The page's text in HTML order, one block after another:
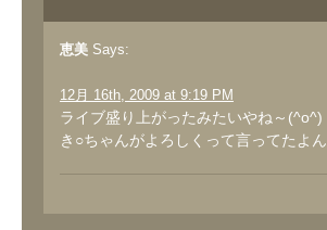
恵美 Says:
12月 16th, 2009 at 9:19 PM
ライブ盛り上がったみたいやね～(^o^)
き○ちゃんがよろしくって言ってたよ